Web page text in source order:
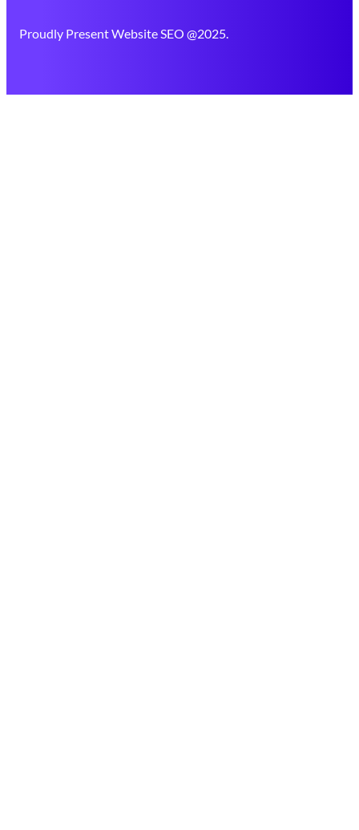
Proudly Present Website SEO @2025.